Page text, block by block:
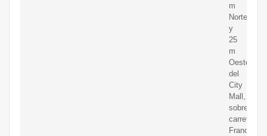
m
Norte
y
25
m
Oeste
del
City
Mall,
sobre
carretera
Francisco